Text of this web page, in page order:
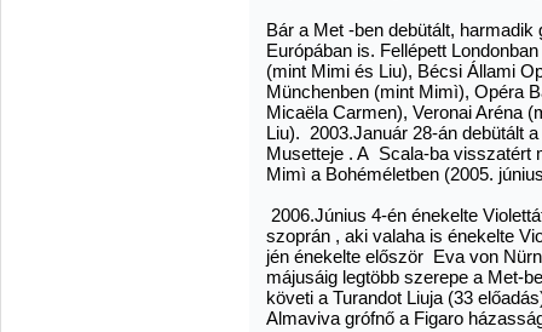
Bár a Met -ben debütált,
Európában is. Fellépett
(mint Mimi és Liu), Bécsi Állami
Münchenben (mint Mimì), Opéra
Micaëla Carmen), Veronai Aréna
Liu). 2003.Január 28-án debütált
Musetteje . A Scala-ba visszatért
Mimì a Bohéméletben (2005.
2006.Június 4-én énekelte
szoprán , aki valaha is énekelte
jén énekelte először Eva von
májusáig legtöbb szerepe a Met-
követi a Turandot Liuja (33
Almaviva grófnő a Figaro